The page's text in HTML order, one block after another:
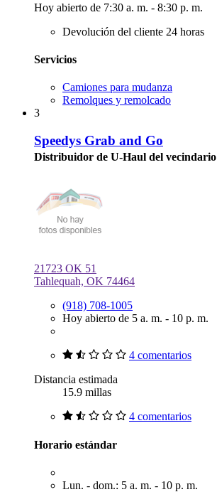
Hoy abierto de 7:30 a. m. - 8:30 p. m.
Devolución del cliente 24 horas
Servicios
Camiones para mudanza
Remolques y remolcado
3
Speedys Grab and Go
Distribuidor de U-Haul del vecindario
21723 OK 51
Tahlequah, OK 74464
(918) 708-1005
Hoy abierto de 5 a. m. - 10 p. m.
4 comentarios
Distancia estimada
15.9 millas
4 comentarios
Horario estándar
Lun. - dom.: 5 a. m. - 10 p. m.